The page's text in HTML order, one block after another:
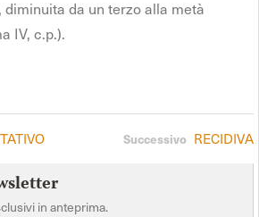
da un terzo alla metà
IV, c.p.).
Successivo RECIDIVA
in anteprima.